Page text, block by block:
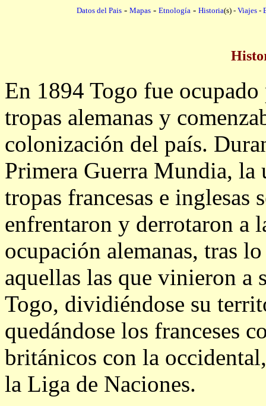
Datos del Pais- Mapas- Etnología - Historia(s) - Viajes-
En 1894 Togo fue ocupado
tropas alemanas y
colonización del país.
Primera Guerra Mundia, la
tropas francesas e inglesas
enfrentaron y derrotaron a
ocupación alemanas, tras
aquellas las que vinieron a
Togo, dividiéndose su
quedándose los franceses
británicos con la
la Liga de Naciones.